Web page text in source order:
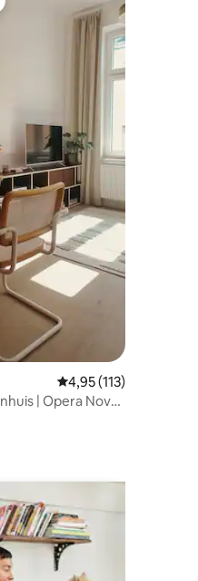
5, 34 recensies
Gemiddelde
4,95 (113)
| Opera Nova |